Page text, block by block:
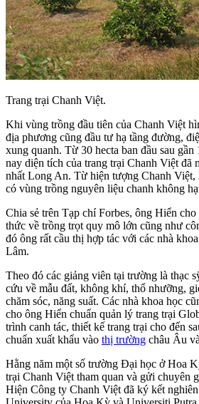
Trang trại Chanh Việt.
Khi vùng trồng đầu tiên của Chanh Việt
địa phương cũng đầu tư hạ tầng đường,
xung quanh. Từ 30 hecta ban đầu sau gần
nay diện tích của trang trại Chanh Việt đã
nhất Long An. Từ hiện tượng Chanh
có vùng trồng nguyên liệu chanh không
Chia sẻ trên Tạp chí Forbes, ông Hiển
thức về trồng trọt quy mô lớn cũng như
đó ông rất cầu thị hợp tác với các nhà
Lâm.
Theo đó các giảng viên tại trường là thạc
cứu về mẫu đất, không khí, thổ nhưỡng,
chăm sóc, năng suất. Các nhà khoa học
cho ông Hiển chuẩn quản lý trang trại
trình canh tác, thiết kế trang trại cho đến
chuẩn xuất khẩu vào thị trường châu Âu
Hằng năm một số trường Đại học ở Hoa
trại Chanh Việt tham quan và gửi chuyên
Hiện Công ty Chanh Việt đã ký kết